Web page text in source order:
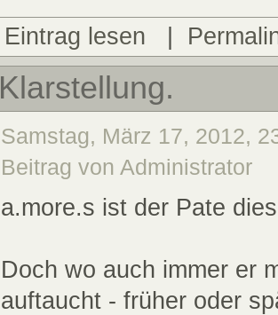
Eintrag lesen |
Klarstellung.
Samstag, März 17, 2012,
Beitrag von Administrator
a.more.s ist der Pate
Doch wo auch immer er
auftaucht - früher oder